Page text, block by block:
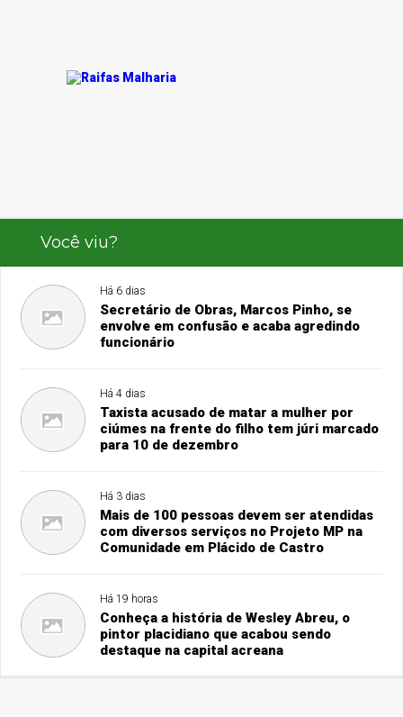
Você viu?
Há 6 dias
Secretário de Obras, Marcos Pinho, se
envolve em confusão e acaba agredindo
funcionário
Há 4 dias
Taxista acusado de matar a mulher por
ciúmes na frente do filho tem júri marcado
para 10 de dezembro
Há 3 dias
Mais de 100 pessoas devem ser atendidas
com diversos serviços no Projeto MP na
Comunidade em Plácido de Castro
Há 19 horas
Conheça a história de Wesley Abreu, o
pintor placidiano que acabou sendo
destaque na capital acreana